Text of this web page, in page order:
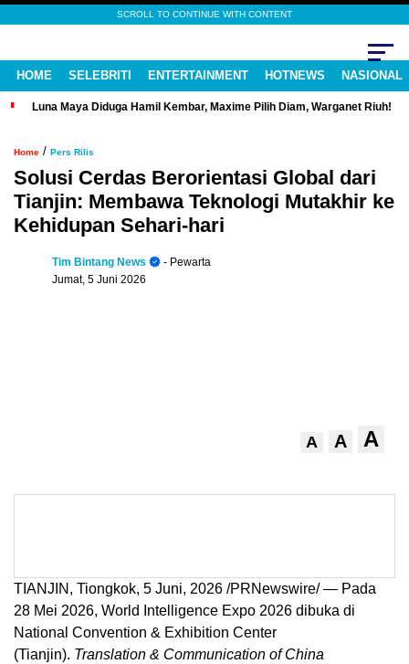
SCROLL TO CONTINUE WITH CONTENT
HOME SELEBRITI ENTERTAINMENT HOTNEWS NASIONAL
Luna Maya Diduga Hamil Kembar, Maxime Pilih Diam, Warganet Riuh!
Home / Pers Rilis
Solusi Cerdas Berorientasi Global dari
Tianjin: Membawa Teknologi Mutakhir ke
Kehidupan Sehari-hari
Tim Bintang News
- Pewarta
Jumat, 5 Juni 2026
A A A
TIANJIN, Tiongkok, 5 Juni, 2026 /PRNewswire/ — Pada
28 Mei 2026, World Intelligence Expo 2026 dibuka di
National Convention & Exhibition Center
(Tianjin). Translation & Communication of China